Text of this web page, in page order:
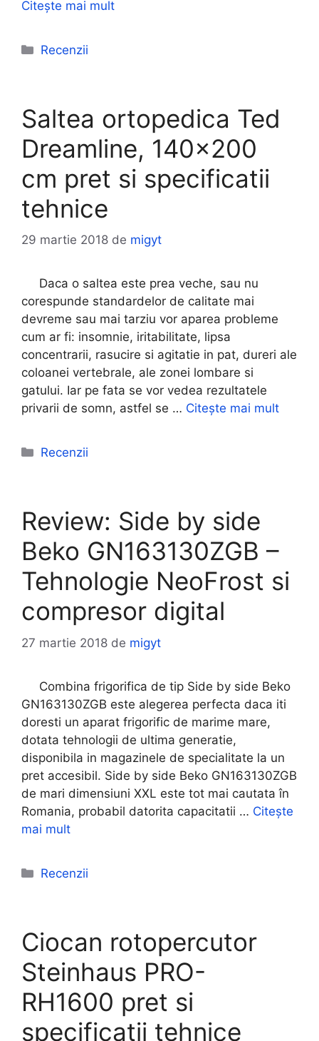
Citește mai mult
Categorii
Recenzii
Saltea ortopedica Ted
Dreamline, 140×200
cm pret si specificatii
tehnice
29 martie 2018 de migyt
Daca o saltea este prea veche, sau nu
corespunde standardelor de calitate mai
devreme sau mai tarziu vor aparea probleme
cum ar fi: insomnie, iritabilitate, lipsa
concentrarii, rasucire si agitatie in pat, dureri ale
coloanei vertebrale, ale zonei lombare si
gatului. Iar pe fata se vor vedea rezultatele
privarii de somn, astfel se … Citește mai mult
Categorii
Recenzii
Review: Side by side
Beko GN163130ZGB –
Tehnologie NeoFrost si
compresor digital
27 martie 2018 de migyt
Combina frigorifica de tip Side by side Beko
GN163130ZGB este alegerea perfecta daca iti
doresti un aparat frigorific de marime mare,
dotata tehnologii de ultima generatie,
disponibila in magazinele de specialitate la un
pret accesibil. Side by side Beko GN163130ZGB
de mari dimensiuni XXL este tot mai cautata în
Romania, probabil datorita capacitatii … Citește
mai mult
Categorii
Recenzii
Ciocan rotopercutor
Steinhaus PRO-
RH1600 pret si
specificatii tehnice